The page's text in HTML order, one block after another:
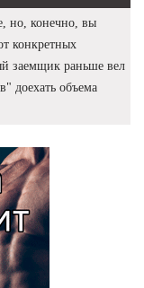
но, конечно, вы
конкретных
заемщик раньше вел
доехать объема